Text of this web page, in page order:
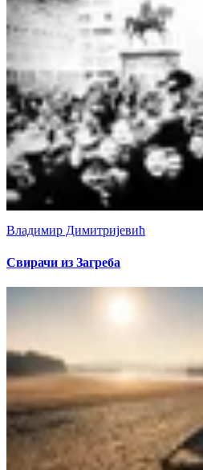
Владимир Димитријевић
Свирачи из Загреба